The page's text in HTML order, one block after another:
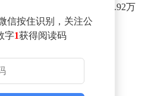
，反观丰田，市值则为44.92万
。
信按住识别，关注公
字1获得阅读码